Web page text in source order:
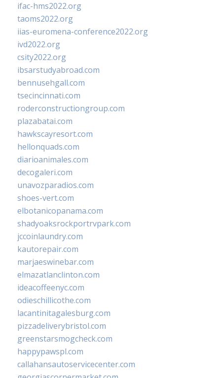
ifac-hms2022.org
taoms2022.org
iias-euromena-conference2022.org
ivd2022.org
csity2022.org
ibsarstudyabroad.com
bennusehgall.com
tsecincinnati.com
roderconstructiongroup.com
plazabatai.com
hawkscayresort.com
hellonquads.com
diarioanimales.com
decogaleri.com
unavozparadios.com
shoes-vert.com
elbotanicopanama.com
shadyoaksrockportrvpark.com
jccoinlaundry.com
kautorepair.com
marjaeswinebar.com
elmazatlanclinton.com
ideacoffeenyc.com
odieschillicothe.com
lacantinitagalesburg.com
pizzadeliverybristol.com
greenstarsmogcheck.com
happypawspl.com
callahansautoservicecenter.com